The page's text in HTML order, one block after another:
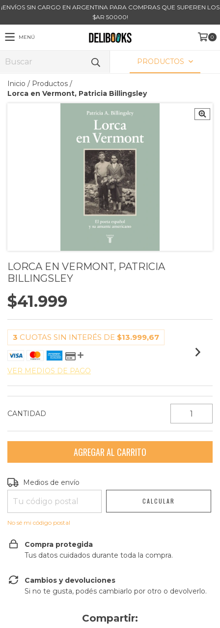
¡ENVÍOS SIN CARGO EN ARGENTINA PARA COMPRAS QUE SUPEREN LOS
$AR 50000!
MENÚ 0
PRODUCTOS
Inicio / Productos /
Lorca en Vermont, Patricia Billingsley
LORCA EN VERMONT, PATRICIA
BILLINGSLEY
$41.999
3 CUOTAS SIN INTERÉS DE $13.999,67
VER MEDIOS DE PAGO
CANTIDAD
Entregas para el CP:
Medios de envío
CALCULAR
No sé mi código postal
Compra protegida
Tus datos cuidados durante toda la compra.
Cambios y devoluciones
Si no te gusta, podés cambiarlo por otro o devolverlo.
Compartir: